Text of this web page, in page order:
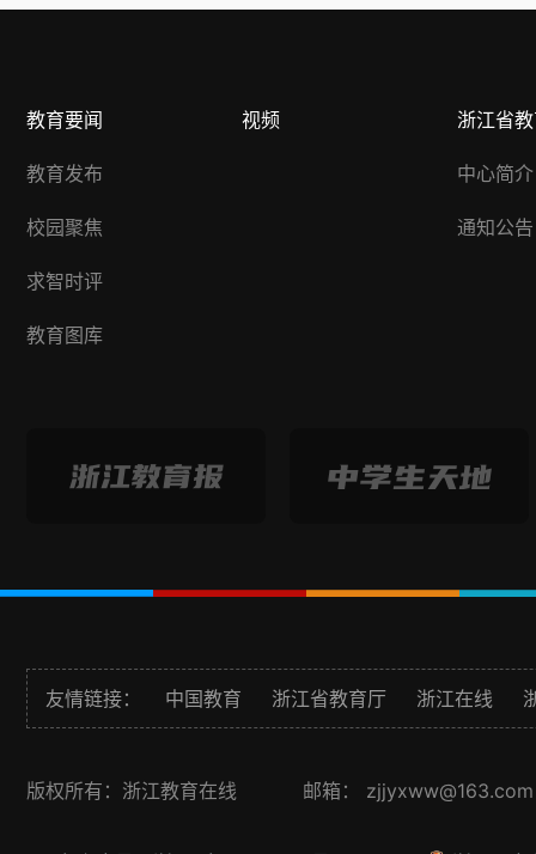
教育要闻
教育发布
校园聚焦
求智时评
教育图库
视频 浙江省
中心简介
通知公告
友情链接： 中国教育 浙江省教育厅 浙江在线
版权所有：浙江教育在线 邮箱： zjjyxww@163.com